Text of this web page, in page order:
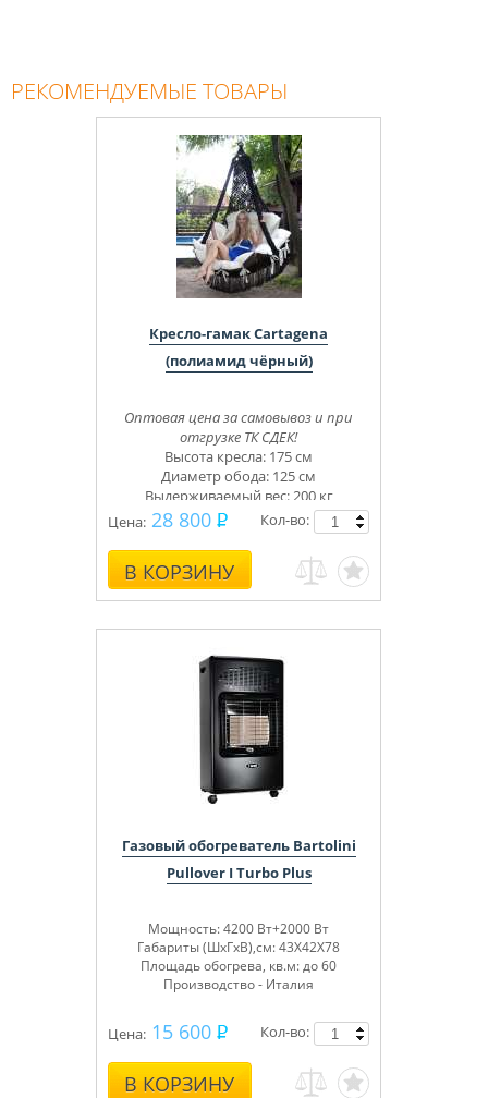
РЕКОМЕНДУЕМЫЕ ТОВАРЫ
Кресло-гамак Cartagena
(полиамид чёрный)
Оптовая цена за самовывоз и при
отгрузке ТК СДЕК!
Высота кресла: 175 см
Диаметр обода: 125 см
Выдерживаемый вес: 200 кг
Цена: 28 800
В КОРЗИНУ
Кол-во:
Газовый обогреватель Bartolini
Pullover I Turbo Plus
Мощность: 4200 Вт+2000 Вт
Габариты (ШхГхВ),см: 43Х42Х78
Площадь обогрева, кв.м: до 60
Производство - Италия
Цена: 15 600
В КОРЗИНУ
Кол-во: